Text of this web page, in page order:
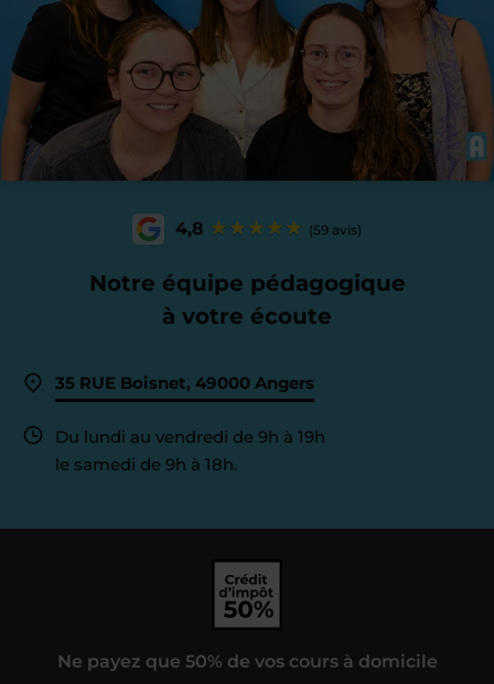
4,8 (59 avis)
Notre équipe pédagogique
à votre écoute
35 RUE Boisnet, 49000 Angers
Du lundi au vendredi de 9h à 19h
le samedi de 9h à 18h.
Ne payez que 50% de vos cours à domicile